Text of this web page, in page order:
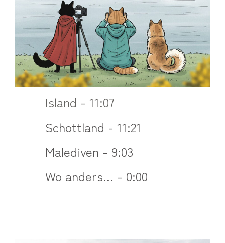
Island - 11:07
Schottland - 11:21
Malediven - 9:03
Wo anders... - 0:00